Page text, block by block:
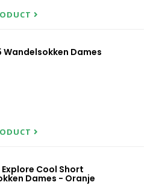
Wandelsokken Dames
Explore Cool Short
Dames - Oranje